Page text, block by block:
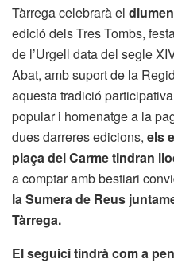
Tàrrega celebrarà el
edició dels Tres Tombs,
de l’Urgell data del segle
Abat, amb suport de la
aquesta tradició
popular i homenatge a la
dues darreres edicions, els
plaça del Carme tindran
a comptar amb bestiari
la Sumera de Reus
Tàrrega.
El seguici tindrà com a